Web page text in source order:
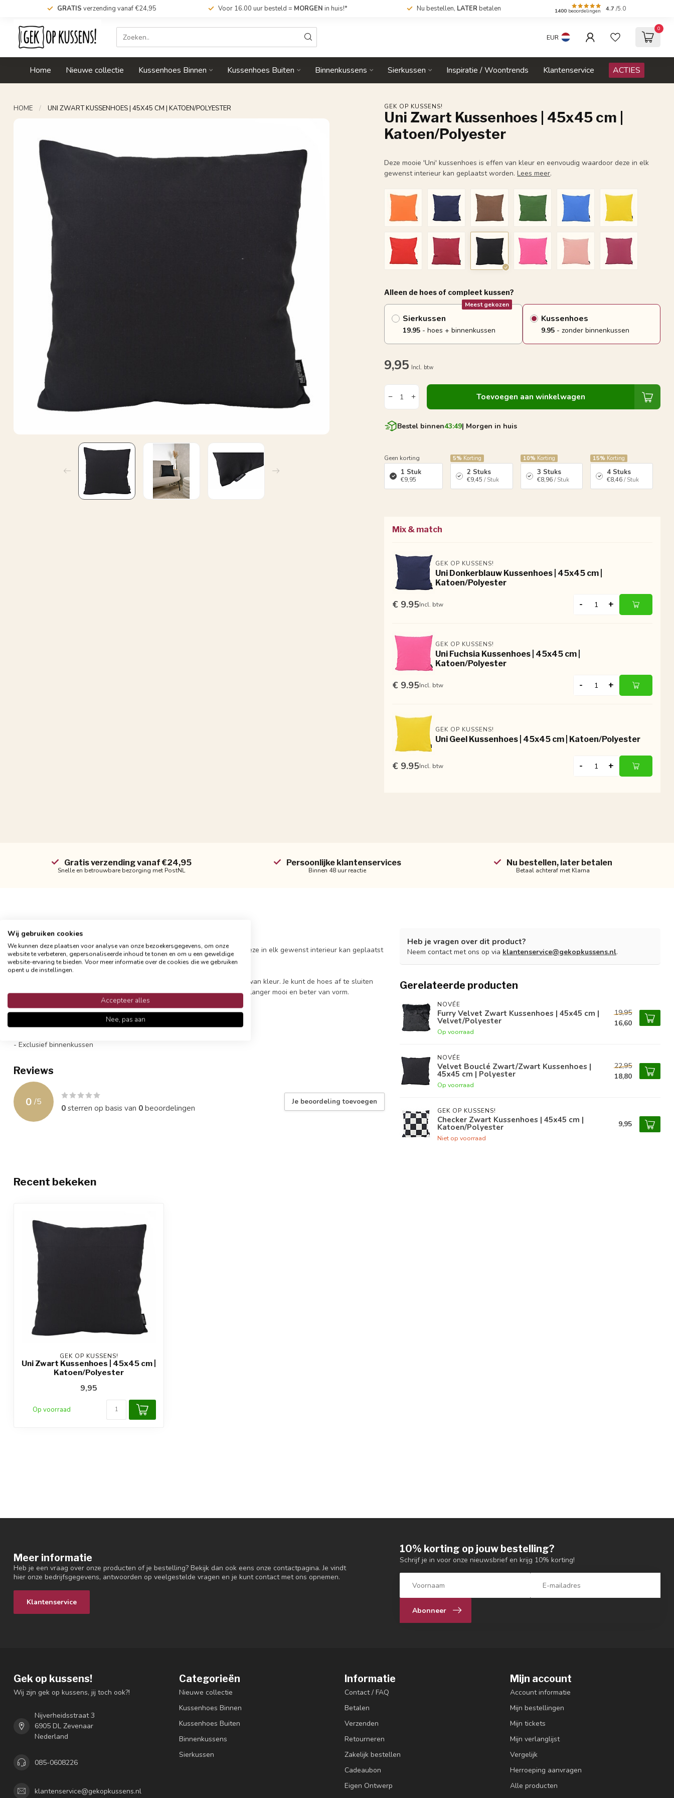
GRATIS verzending vanaf €24,95 Voor 16.00 uur besteld = MORGEN in huis!* Nu bestellen, LATER betalen 1400 beoordelingen 4.7 /5.0
EUR
0
Home Nieuwe collectie Kussenhoes Binnen Kussenhoes Buiten Binnenkussens Sierkussen Inspiratie / Woontrends Klantenservice ACTIES
HOME / UNI ZWART KUSSENHOES | 45X45 CM | KATOEN/POLYESTER GEK OP KUSSENS!
Uni Zwart Kussenhoes | 45x45 cm |
Katoen/Polyester
Deze mooie 'Uni' kussenhoes is effen van kleur en eenvoudig waardoor deze in elk
gewenst interieur kan geplaatst worden.Lees meer.
Alleen de hoes of compleet kussen?
Sierkussen
Meest gekozen
19.95 - hoes + binnenkussen
Kussenhoes
9.95- zonder binnenkussen
9,95 Incl. btw
Toevoegen aan winkelwagen
Bestel binnen43:48| Morgen in huis
Geen korting
1 Stuk
€9,95
5% Korting
2 Stuks
€9,45 / Stuk
10% Korting
3 Stuks
€8,96 / Stuk
15% Korting
4 Stuks
€8,46 / Stuk
Mix & match
GEK OP KUSSENS!
Uni Donkerblauw Kussenhoes | 45x45 cm |
Katoen/Polyester
€ 9.95Incl. btw - +
GEK OP KUSSENS!
Uni Fuchsia Kussenhoes | 45x45 cm |
Katoen/Polyester
€ 9.95Incl. btw - +
GEK OP KUSSENS!
Uni Geel Kussenhoes | 45x45 cm | Katoen/Polyester
€ 9.95Incl. btw - +
Gratis verzending vanaf €24,95
Snelle en betrouwbare bezorging met PostNL
Persoonlijke klantenservices
Binnen 48 uur reactie
Nu bestellen, later betalen
Betaal achteraf met Klarna
Productomschrijving
Deze mooie 'Uni' kussenhoes is effen van kleur en eenvoudig waardoor deze in elk gewenst interieur kan geplaatst
worden. Combineer meer kleuren of prints en maak het helemaal af!
Het materiaal is een mix van katoen/polyester, een soort canvas en effen van kleur. Je kunt de hoes af te sluiten
met een blinde ritssluiting en het beste op 30°C wassen, zo blijft de hoes langer mooi en beter van vorm.
- Formaat 45 x 45 cm
- Materiaal: 70% katoen/ 30% polyester
- Exclusief binnenkussen
Reviews
0 /5
0sterren op basis van 0beoordelingen
Je beoordeling toevoegen
Heb je vragen over dit product?
Neem contact met ons op via klantenservice@gekopkussens.nl.
Gerelateerde producten
NOVÉE
Furry Velvet Zwart Kussenhoes | 45x45 cm |
Velvet/Polyester
Op voorraad
19,95
16,60
NOVÉE
Velvet Bouclé Zwart/Zwart Kussenhoes |
45x45 cm | Polyester
Op voorraad
22,95
18,80
GEK OP KUSSENS!
Checker Zwart Kussenhoes | 45x45 cm |
Katoen/Polyester
Niet op voorraad
9,95
Recent bekeken
GEK OP KUSSENS!
Uni Zwart Kussenhoes | 45x45 cm |
Katoen/Polyester
9,95
Op voorraad
Meer informatie
Heb je een vraag over onze producten of je bestelling? Bekijk dan ook eens onze contactpagina. Je vindt
hier onze bedrijfsgegevens, antwoorden op veelgestelde vragen en je kunt contact met ons opnemen.
Klantenservice
10% korting op jouw bestelling?
Schrijf je in voor onze nieuwsbrief en krijg 10% korting!
Abonneer
Gek op kussens!
Wij zijn gek op kussens, jij toch ook?!
Nijverheidsstraat 3
6905 DL Zevenaar
Nederland
085-0608226
klantenservice@gekopkussens.nl
Categorieën
Nieuwe collectie
Kussenhoes Binnen
Kussenhoes Buiten
Binnenkussens
Sierkussen
Informatie
Contact / FAQ
Betalen
Verzenden
Retourneren
Zakelijk bestellen
Cadeaubon
Eigen Ontwerp
Mijn account
Account informatie
Mijn bestellingen
Mijn tickets
Mijn verlanglijst
Vergelijk
Herroeping aanvragen
Alle producten
Wij gebruiken cookies
We kunnen deze plaatsen voor analyse van onze bezoekersgegevens, om onze
website te verbeteren, gepersonaliseerde inhoud te tonen en om u een geweldige
website-ervaring te bieden. Voor meer informatie over de cookies die we gebruiken
opent u de instellingen.
Accepteer alles
Nee, pas aan